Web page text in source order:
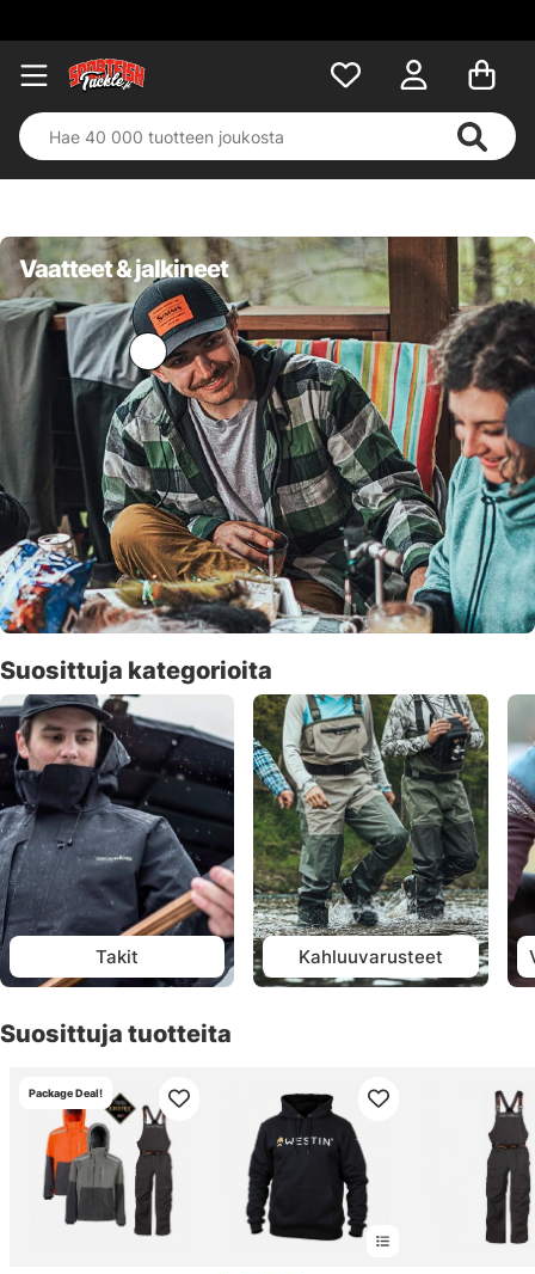
Vaatteet & jalkineet
Suosittuja kategorioita
Takit Kahluuvarusteet
Suosittuja tuotteita
Package Deal!